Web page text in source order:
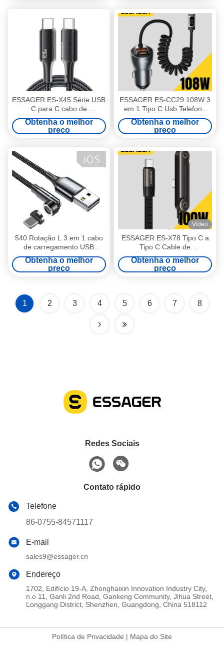
ESSAGER ES-X45 Série USB
C para C cabo de
carregamento rápido 100W
1m 2m 3m
Obtenha o melhor
preço
ESSAGER ES-CC29 108W 3
em 1 Tipo C Usb Telefone
Móvel Retrátil Carrinho de
cabo carregador rápido
Obtenha o melhor
preço
540 Rotação L 3 em 1 cabo
de carregamento USB
magnético 8 pin
carregamento rápido para
transferência de dados
Obtenha o melhor
preço
Vídeo
ESSAGER ES-X78 Tipo C a
Tipo C Cable de
carregamento rápido USB-C
de 100 W com suporte de 90
graus
Obtenha o melhor
preço
1 2 3 4 5 6 7 8
Redes Sociais
Contato rápido
Telefone
86-0755-84571117
E-mail
sales9@essager.cn
Endereço
1702, Edifício 19-A, Zhonghaixin Innovation Industry City,
n.o 11, Ganli 2nd Road, Gankeng Community, Jihua Street,
Longgang District, Shenzhen, Guangdong, China 518112
Política de Privacidade | Mapa do Site